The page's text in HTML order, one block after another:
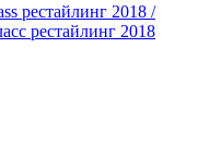
рестайлинг 2018 /
рестайлинг 2018